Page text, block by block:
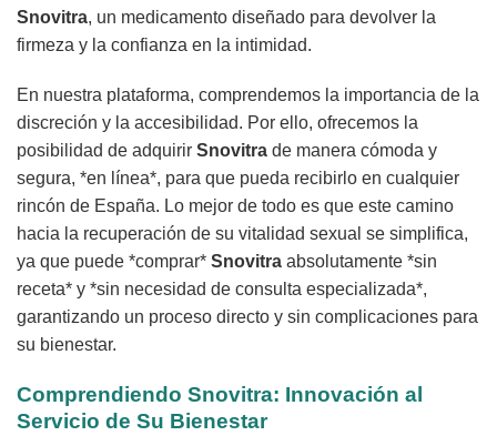
Snovitra, un medicamento diseñado para devolver la
firmeza y la confianza en la intimidad.
En nuestra plataforma, comprendemos la importancia de la
discreción y la accesibilidad. Por ello, ofrecemos la
posibilidad de adquirir Snovitra de manera cómoda y
segura, *en línea*, para que pueda recibirlo en cualquier
rincón de España. Lo mejor de todo es que este camino
hacia la recuperación de su vitalidad sexual se simplifica,
ya que puede *comprar* Snovitra absolutamente *sin
receta* y *sin necesidad de consulta especializada*,
garantizando un proceso directo y sin complicaciones para
su bienestar.
Comprendiendo Snovitra: Innovación al
Servicio de Su Bienestar